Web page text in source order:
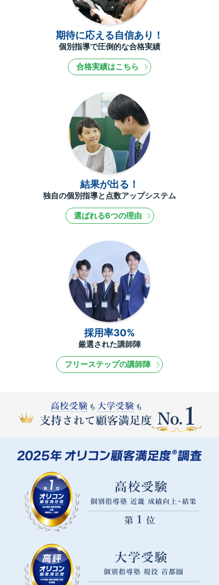
期待に応える自信あり！
個別指導で圧倒的な合格実績
合格実績はこちら
結果が出る！
独自の個別指導と点数アップシステム
選ばれる6つの理由
採用率30%
厳選された講師陣
フリーステップの講師陣